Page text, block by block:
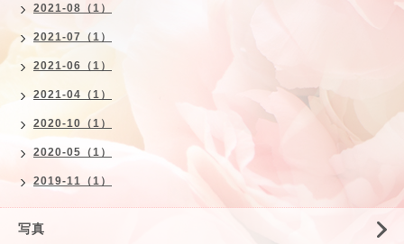
2021-08（1）
2021-07（1）
2021-06（1）
2021-04（1）
2020-10（1）
2020-05（1）
2019-11（1）
写真